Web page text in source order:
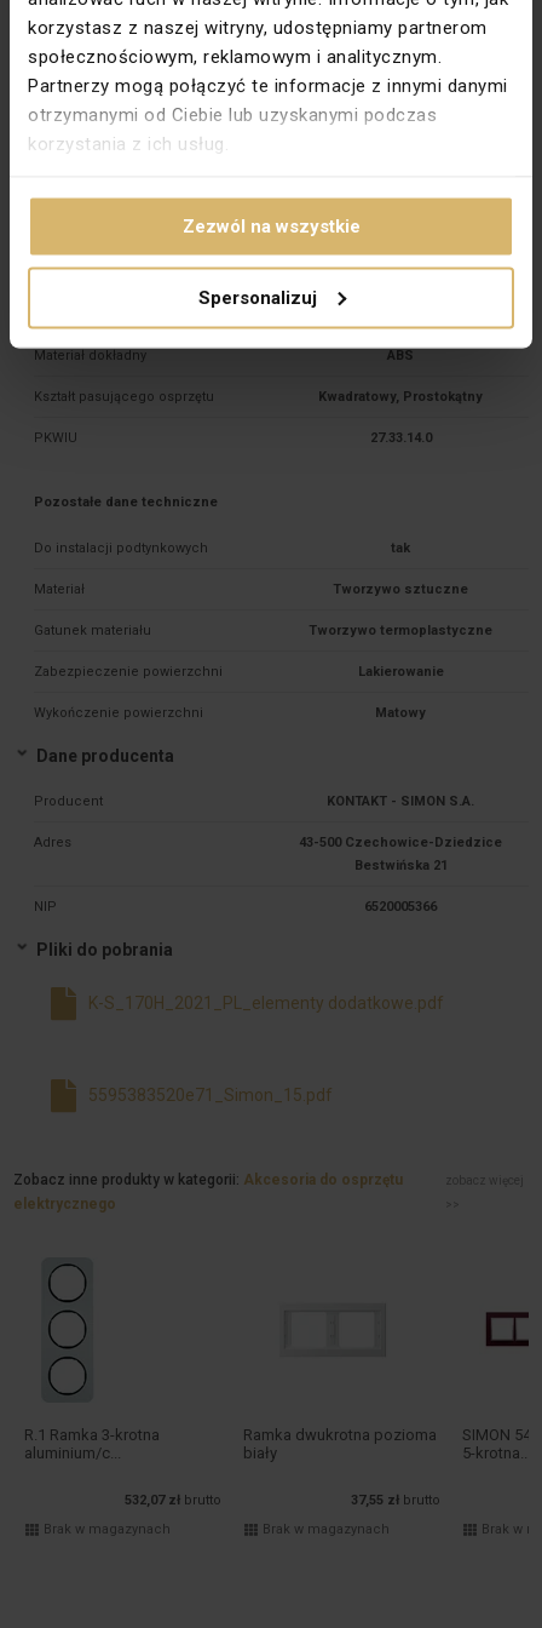
korzystasz z naszej witryny, udostępniamy partnerom
społecznościowym, reklamowym i analitycznym.
Partnerzy mogą połączyć te informacje z innymi danymi
otrzymanymi od Ciebie lub uzyskanymi podczas
korzystania z ich usług.
Zezwól na wszystkie
Spersonalizuj
Stopień ochrony IP20
Szerokość [mm] 223
Wysokość [mm] 81
Zabezpieczenie powierzchni
Aluminiowy metalizowany
Kierunek montażu Uniwersalny
Materiał dokładny ABS
Kształt pasującego osprzętu Kwadratowy, Prostokątny
PKWIU 27.33.14.0
Pozostałe dane techniczne
Do instalacji podtynkowych tak
Materiał Tworzywo sztuczne
Gatunek materiału Tworzywo termoplastyczne
Zabezpieczenie powierzchni Lakierowanie
Wykończenie powierzchni Matowy
Dane producenta
Producent KONTAKT - SIMON S.A.
Adres
43-500 Czechowice-Dziedzice
Bestwińska 21
NIP 6520005366
Pliki do pobrania
K-S_170H_2021_PL_elementy dodatkowe.pdf
5595383520e71_Simon_15.pdf
Zobacz inne produkty w kategorii: Akcesoria do osprzętu
elektrycznego
zobacz więcej
>>
R.1 Ramka 3-krotna
aluminium/c...
532,07 zł brutto
Brak w magazynach
Ramka dwukrotna pozioma
biały
37,55 zł brutto
Brak w magazynach
SIMON 54
5-krotna...
Brak w